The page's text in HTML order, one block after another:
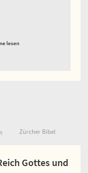
lesen
Zürcher Bibel
Gottes und